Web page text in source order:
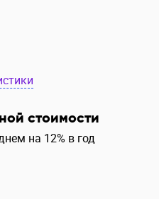
стоимости
на 12% в год